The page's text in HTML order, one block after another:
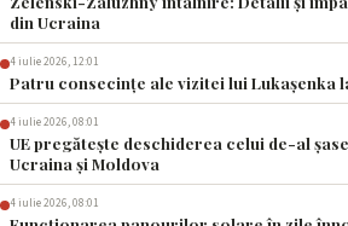
din Ucraina
4 iulie 2026, 12:01
Patru consecințe ale vizitei lui Lukașenka
4 iulie 2026, 08:01
UE pregătește deschiderea celui de-al
Ucraina și Moldova
4 iulie 2026, 08:01